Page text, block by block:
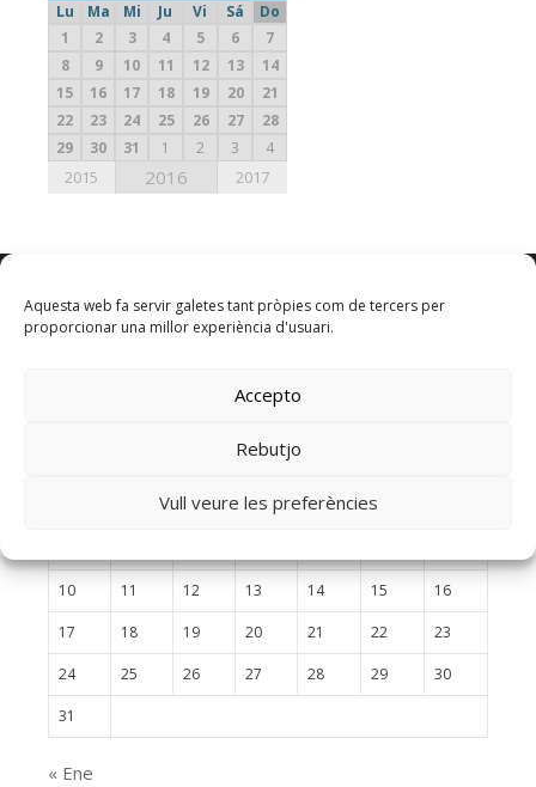
Aquesta web fa servir galetes tant pròpies com de tercers per
proporcionar una millor experiència d'usuari.
Accepto
Rebutjo
Vull veure les preferències
Lu Ma Mi Ju Vi Sá
Do
1
2 3 4 5 6
7
8
9 10 11 12 13
14
15
16 17 18 19 20
21
22
23 24 25 26 27
28
29
30 31 1 2 3 4
2015 2016 2017
Calendari BQB
1
10 11 12 13 14 15 16
17 18 19 20 21 22 23
24 25 26 27 28 29 30
31
« Ene